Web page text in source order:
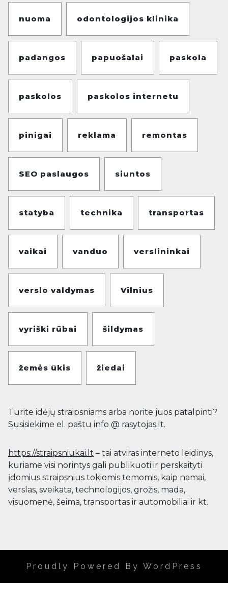
nuoma odontologijos klinika
padangos papuošalai paskola
paskolos paskolos internetu
pinigai reklama remontas
SEO paslaugos siuntos
statyba technika transportas
vaikai vanduo verslininkai
verslo valdymas Vilnius
vyriški rūbai šildymas
žemės ūkis žiedai
Turite idėjų straipsniams arba norite juos patalpinti?
Susisiekime el. paštu info @ rasytojas.lt.
https://straipsniukai.lt – tai atviras interneto leidinys,
kuriame visi norintys gali publikuoti ir perskaityti
įdomius straipsnius tokiomis temomis, kaip namai,
verslas, sveikata, technologijos, grožis, mada,
visuomenė, šeima, transportas ir automobiliai ir kt.
Proudly Powered By WordPress